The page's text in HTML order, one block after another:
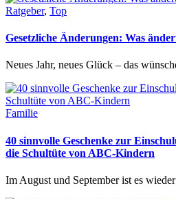
Ratgeber, Top
Gesetzliche Änderungen: Was
Neues Jahr, neues Glück – das
Familie
40 sinnvolle Geschenke zur
die Schultüte von ABC-Kindern
Im August und September ist es